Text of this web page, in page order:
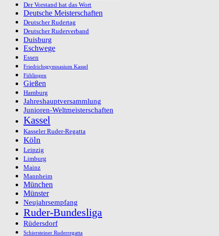
Der Vorstand hat das Wort
Deutsche Meisterschaften
Deutscher Rudertag
Deutscher Ruderverband
Duisburg
Eschwege
Essen
Friedrichsgymnasium Kassel
Fühlingen
Gießen
Hamburg
Jahreshauptversammlung
Junioren-Weltmeisterschaften
Kassel
Kasseler Ruder-Regatta
Köln
Leipzig
Limburg
Mainz
Mannheim
München
Münster
Neujahrsempfang
Ruder-Bundesliga
Rüdersdorf
Schiersteiner Ruderregatta